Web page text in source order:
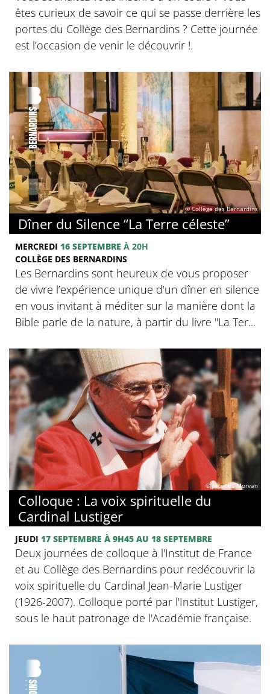
êtes curieux de savoir ce qui se passe derrière les
portes du Collège des Bernardins ? Cette journée
est l’occasion de venir le découvrir !.
© Collège des Bernardins
Dîner du Silence “La Terre céleste”
MERCREDI 16 SEPTEMBRE À 20H
COLLÈGE DES BERNARDINS
Les Bernardins sont heureux de vous proposer
de vivre l’expérience unique d’un dîner en silence
en vous invitant à méditer sur la manière dont la
Bible parle de la nature, à partir du livre "La Ter...
© Jacques Morvan
Colloque : La voix spirituelle du
Cardinal Lustiger
JEUDI 17 SEPTEMBRE À 9H45 AU 18 SEPTEMBRE
Deux journées de colloque à l'Institut de France
et au Collège des Bernardins pour redécouvrir la
voix spirituelle du Cardinal Jean-Marie Lustiger
(1926-2007). Colloque porté par l'Institut Lustiger,
sous le haut patronage de l'Académie française.